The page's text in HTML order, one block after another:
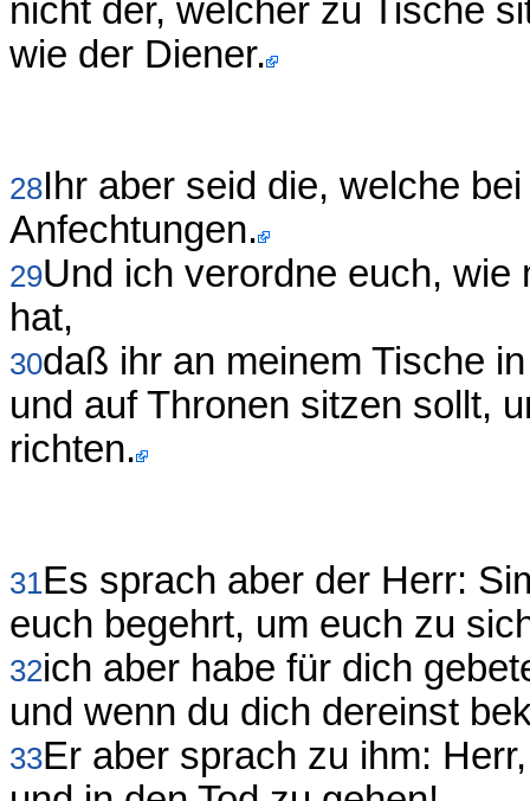
nicht der, welcher zu Tische
wie der Diener.
28Ihr aber seid die, welche
Anfechtungen.
29Und ich verordne euch, wie
hat,
30daß ihr an meinem Tische
und auf Thronen sitzen sollt,
richten.
31Es sprach aber der Herr:
euch begehrt, um euch zu
32ich aber habe für dich
und wenn du dich dereinst
33Er aber sprach zu ihm: